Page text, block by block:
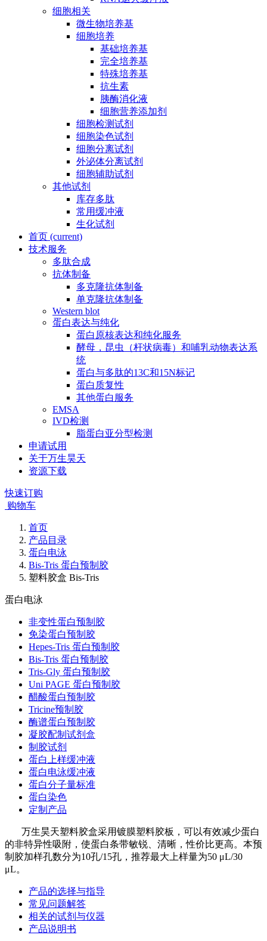
细胞相关
微生物培养基
细胞培养
基础培养基
完全培养基
特殊培养基
抗生素
胰酶消化液
细胞营养添加剂
细胞检测试剂
细胞染色试剂
细胞分离试剂
外泌体分离试剂
细胞辅助试剂
其他试剂
库存多肽
常用缓冲液
生化试剂
首页 (current)
技术服务
多肽合成
抗体制备
多克隆抗体制备
单克隆抗体制备
Western blot
蛋白表达与纯化
蛋白原核表达和纯化服务
酵母，昆虫（杆状病毒）和哺乳动物表达系
统
蛋白与多肽的13C和15N标记
蛋白质复性
其他蛋白服务
EMSA
IVD检测
脂蛋白亚分型检测
申请试用
关于万生昊天
资源下载
快速订购
购物车
首页
产品目录
蛋白电泳
Bis-Tris 蛋白预制胶
塑料胶盒 Bis-Tris
蛋白电泳
非变性蛋白预制胶
免染蛋白预制胶
Hepes-Tris 蛋白预制胶
Bis-Tris 蛋白预制胶
Tris-Gly 蛋白预制胶
Uni PAGE 蛋白预制胶
醋酸蛋白预制胶
Tricine预制胶
酶谱蛋白预制胶
凝胶配制试剂盒
制胶试剂
蛋白上样缓冲液
蛋白电泳缓冲液
蛋白分子量标准
蛋白染色
定制产品
万生昊天塑料胶盒采用镀膜塑料胶板，可以有效减少蛋白
的非特异性吸附，使蛋白条带敏锐、清晰，性价比更高。本预
制胶加样孔数分为10孔/15孔，推荐最大上样量为50 μL/30
μL。
产品的选择与指导
常见问题解答
相关的试剂与仪器
产品说明书